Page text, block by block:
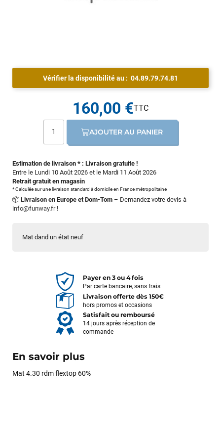
Mat dand un état neuf
Vérifier la disponibilité au : 04.89.79.74.81
Estimation de livraison * : Livraison gratuite !
Entre le Lundi 10 Août 2026 et le Mardi 11 Août 2026
Retrait gratuit en magasin
* Calculée sur une livraison standard à domicile en France métropolitaine
📦 Livraison en Europe et Dom-Tom – Demandez votre devis à
info@funway.fr!
160,00 €
AJOUTER AU PANIER
Payer en 3 ou 4 fois
Par carte bancaire, sans frais
Livraison offerte dès 150€
hors promos et occasions
Satisfait ou remboursé
14 jours après réception de
commande
En savoir plus
Mat 4.30 rdm flextop 60%